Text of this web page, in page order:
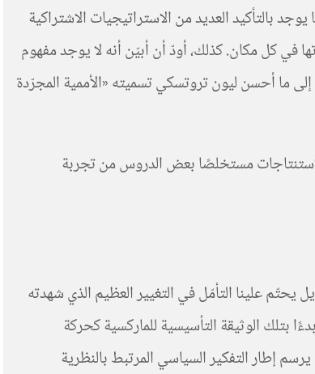
بالتأكيد العديد من الاستراتيجيات الاشتراكية
في كل مكان. كذلك، أودّ أن أبيّن أنه لا يوجد مفهوم
ما أحسن ليون تروتسكي تسميته «الأممية المجرّدة
مستخلصًا بعض الدروس من تجربة
النظري والعملي بالعودة إلى بيان الحزب الشيوعي الذي صدر عام ١٨٤٨. فهو تاريخ طويل يحتّم علينا التأمّل في التغيير العظيم الذي شهدته
بتلك الوثيقة التأسيسية للماركسية كحركة
إطار التفكير السياسي المرتبط بالنظرية